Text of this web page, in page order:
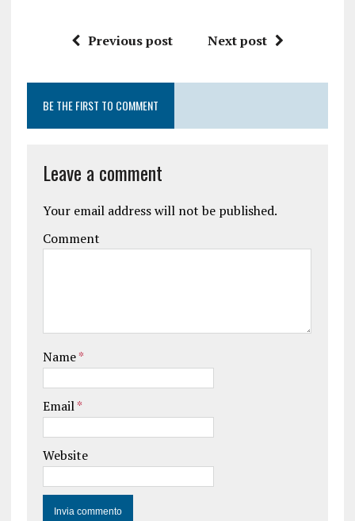
Previous post Next post
BE THE FIRST TO COMMENT
Leave a comment
Your email address will not be published.
Comment
Name*
Email*
Website